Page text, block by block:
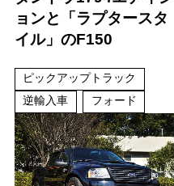
ョンと「ラプタースタ
イル」のF150
ピックアップトラック
逆輸入車
フォード